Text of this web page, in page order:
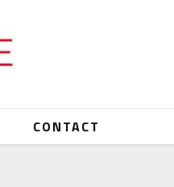
CONTACT